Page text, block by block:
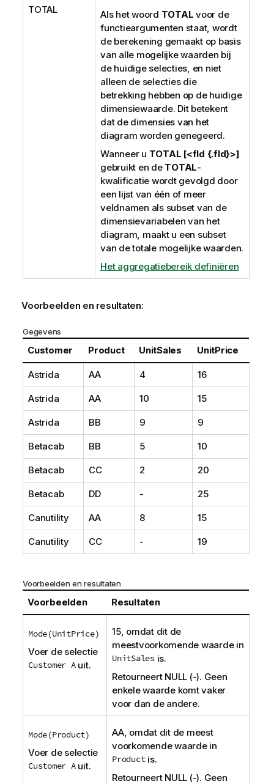
TOTAL Als het woord TOTAL voor de
functieargumenten staat, wordt
de berekening gemaakt op basis
van alle mogelijke waarden bij
de huidige selecties, en niet
alleen de selecties die
betrekking hebben op de huidige
dimensiewaarde. Dit betekent
dat de dimensies van het
diagram worden genegeerd.
Wanneer u TOTAL [<fld {.fld}>]
gebruikt en de TOTAL-
kwalificatie wordt gevolgd door
een lijst van één of meer
veldnamen als subset van de
dimensievariabelen van het
diagram, maakt u een subset
van de totale mogelijke waarden.
Het aggregatiebereik definiëren
Voorbeelden en resultaten:
Gegevens
Customer Product UnitSales UnitPrice
Astrida AA 4 16
Astrida AA 10 15
Astrida BB 9 9
Betacab BB 5 10
Betacab CC 2 20
Betacab DD - 25
Canutility AA 8 15
Canutility CC - 19
Voorbeelden en resultaten
Voorbeelden Resultaten
Mode(UnitPrice)
Voer de selectie
Customer Auit.
15, omdat dit de
meestvoorkomende waarde in
UnitSalesis.
Retourneert NULL (-). Geen
enkele waarde komt vaker
voor dan de andere.
Mode(Product)
Voer de selectie
Customer Auit.
AA, omdat dit de meest
voorkomende waarde in
Productis.
Retourneert NULL (-). Geen